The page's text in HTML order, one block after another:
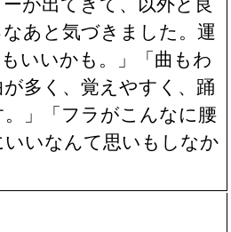
あと気づきました。運
いいかも。」「曲もわ
多く、覚えやすく、踊
。」「フラがこんなに腰
いなんて思いもしなか